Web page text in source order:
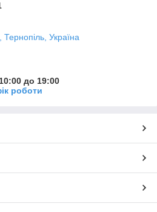
Україна
до 19:00
роботи